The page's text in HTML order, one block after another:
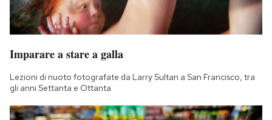
Imparare a stare a galla
Lezioni di nuoto fotografate da Larry Sultan a San Francisco, tra
gli anni Settanta e Ottanta